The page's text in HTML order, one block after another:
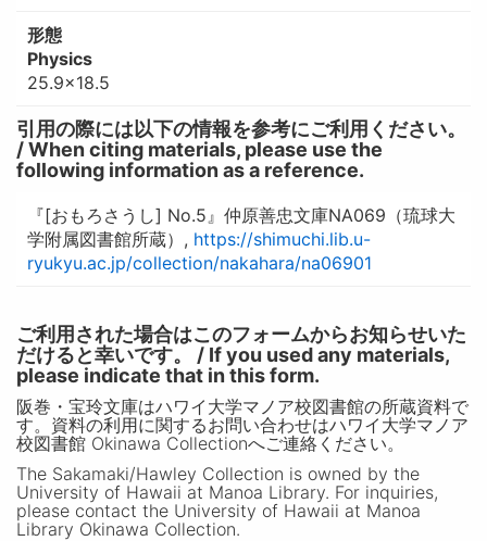
形態
Physics
25.9×18.5
引用の際には以下の情報を参考にご利用ください。
/ When citing materials, please use the
following information as a reference.
『[おもろさうし] No.5』仲原善忠文庫NA069（琉球大
学附属図書館所蔵）, https://shimuchi.lib.u-
ryukyu.ac.jp/collection/nakahara/na06901
ご利用された場合はこのフォームからお知らせいた
だけると幸いです。 / If you used any materials,
please indicate that in this form.
阪巻・宝玲文庫はハワイ大学マノア校図書館の所蔵資料で
す。資料の利用に関するお問い合わせはハワイ大学マノア
校図書館 Okinawa Collectionへご連絡ください。
The Sakamaki/Hawley Collection is owned by the
University of Hawaii at Manoa Library. For inquiries,
please contact the University of Hawaii at Manoa
Library Okinawa Collection.